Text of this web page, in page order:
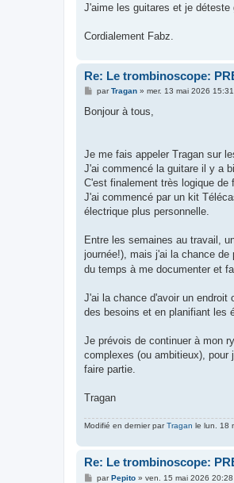
J'aime les guitares et je déteste
Cordialement Fabz.
Re: Le trombinoscope:
M
s
parTragan» mer. 13 mai 2026 15:31
Bonjour à tous,
Je me fais appeler Tragan sur
J'ai commencé la guitare il y a
C'est finalement très logique de
J'ai commencé par un kit
électrique plus personnelle.
Entre les semaines au travail,
journée!), mais j'ai la chance
du temps à me documenter et
J'ai la chance d'avoir un endroit
des besoins et en planifiant les
Je prévois de continuer à mon
complexes (ou ambitieux), pour
faire partie.
Tragan
Modifié en dernier parTragan le lun. 18
Re: Le trombinoscope:
MparPepito» ven. 15 mai 2026 20:28